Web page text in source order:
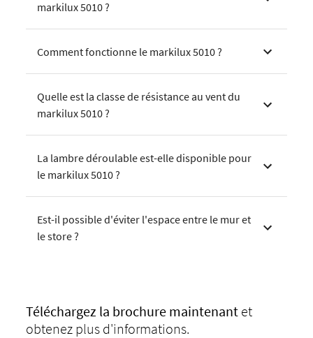
markilux 5010 ?
Comment fonctionne le markilux 5010 ?
Quelle est la classe de résistance au vent du
markilux 5010 ?
La lambre déroulable est-elle disponible pour
le markilux 5010 ?
Est-il possible d'éviter l'espace entre le mur et
le store ?
Téléchargez la brochure maintenant et
obtenez plus d'informations.